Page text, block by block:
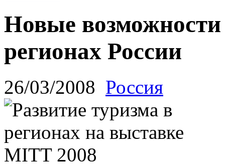
Новые возможности
регионах России
26/03/2008 Россия